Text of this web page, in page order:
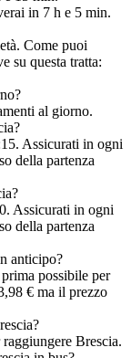
in 7 h e 5 min.
Come puoi
su questa tratta:
al giorno.
Assicurati in ogni
della partenza
Assicurati in ogni
della partenza
anticipo?
possibile per
€ ma il prezzo
Brescia.